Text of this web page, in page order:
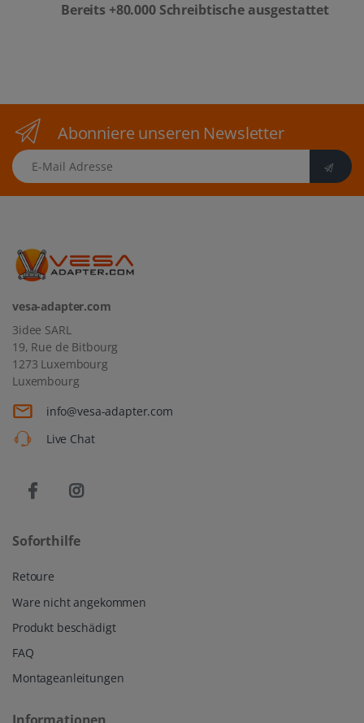
Bereits +80.000 Schreibtische ausgestattet
Abonniere unseren Newsletter
E-Mail Adresse
vesa-adapter.com
3idee SARL
19, Rue de Bitbourg
1273 Luxembourg
Luxembourg
info@vesa-adapter.com
Live Chat
Soforthilfe
Retoure
Ware nicht angekommen
Produkt beschädigt
FAQ
Montageanleitungen